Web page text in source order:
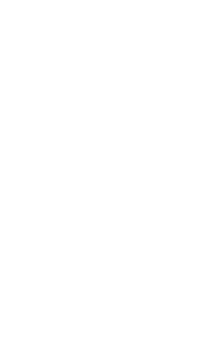
РСФСР,
европейской